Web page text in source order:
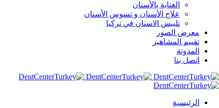
العناية بالأسنان
علاج الأسنان و تسوس الأسنان
تلبيس الاسنان في تركيا
معرض الصور
تقييم المشاهير
المدونة
اتصل بنا
الرئيسية